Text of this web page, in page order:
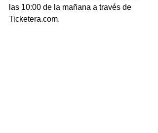
las 10:00 de la mañana a través de
Ticketera.com.